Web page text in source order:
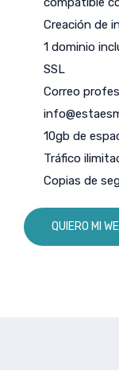
Creación de
1 dominio
SSL
Correo
10gb de
Tráfico
Copias de
QUIERO MI